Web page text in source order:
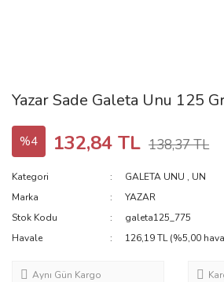
Yazar Sade Galeta Unu 125
%4 132,84 TL 138,37 TL
Kategori GALETA UNU , UN
Marka
YAZAR
Stok Kodu
galeta125_775
Havale
126,19 TL (%5,00
Aynı Gün Kargo